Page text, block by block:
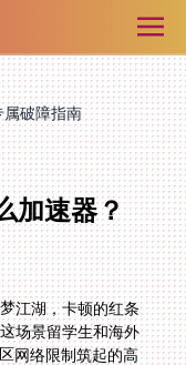
破障指南
加速器？
江湖，卡顿的红条
场景留学生和海外
网络限制筑起的高
镣跳舞。苹果打一
？秘诀在穿透地域